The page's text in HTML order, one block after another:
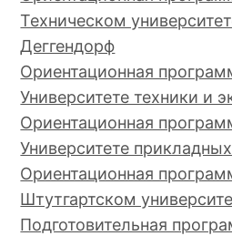
Техническом
Деггендорф
Ориентационная
Университете техники и
Ориентационная
Университете
Ориентационная
Штутгартском
Подготовительная